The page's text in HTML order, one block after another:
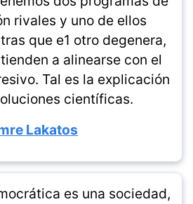
rivales y uno de ellos
que e1 otro degenera,
a alinearse con el
Tal es la explicación
científicas.
Lakatos
es una sociedad,